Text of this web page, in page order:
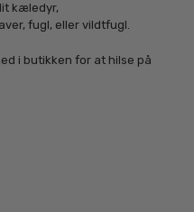
kæledyr,
fugl, eller vildtfugl.
i butikken for at hilse på